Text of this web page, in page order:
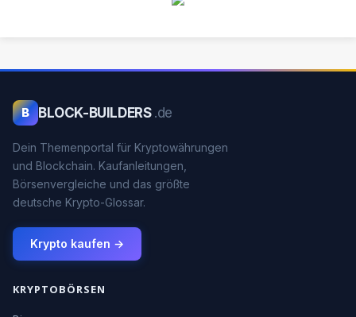
B BLOCK-BUILDERS .de
Dein Themenportal für Kryptowährungen
und Blockchain. Kaufanleitungen,
Börsenvergleiche und das größte
deutsche Krypto-Glossar.
Krypto kaufen →
KRYPTOBÖRSEN